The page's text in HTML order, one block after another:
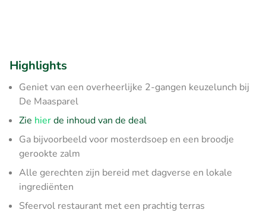
Highlights
Geniet van een overheerlijke 2-gangen keuzelunch bij
De Maasparel
Zie hierde inhoud van de deal
Ga bijvoorbeeld voor mosterdsoep en een broodje
gerookte zalm
Alle gerechten zijn bereid met dagverse en lokale
ingrediënten
Sfeervol restaurant met een prachtig terras